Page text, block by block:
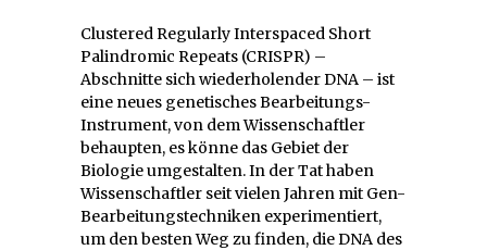
Clustered Regularly Interspaced Short
Palindromic Repeats (CRISPR) –
Abschnitte sich wiederholender DNA – ist
eine neues genetisches Bearbeitungs-
Instrument, von dem Wissenschaftler
behaupten, es könne das Gebiet der
Biologie umgestalten. In der Tat haben
Wissenschaftler seit vielen Jahren mit Gen-
Bearbeitungstechniken experimentiert,
um den besten Weg zu finden, die DNA des